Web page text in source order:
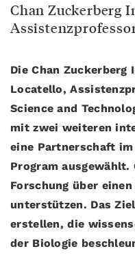
Chan Zuckerberg
Die Chan
Locatello,
Science and
mit zwei weiteren
eine Partnerschaft im
Program
Forschung über
unterstützen. Das
erstellen, die
der Biologie